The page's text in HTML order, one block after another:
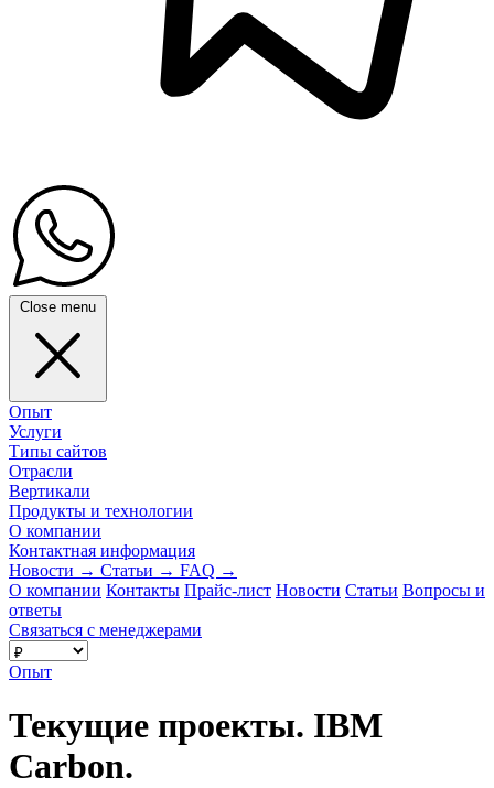
Close menu
Опыт
Услуги
Типы сайтов
Отрасли
Вертикали
Продукты и технологии
О компании
Контактная информация
Новости → Статьи → FAQ →
О компании Контакты Прайс-лист Новости Статьи Вопросы и
ответы
Связаться с менеджерами
Опыт
Текущие проекты. IBM
Carbon.